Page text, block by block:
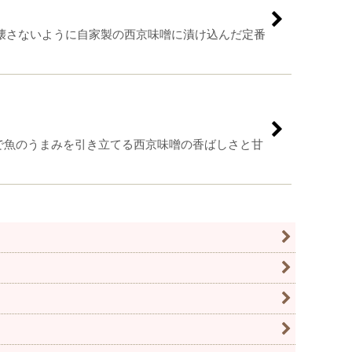
ないように自家製の西京味噌に漬け込んだ定番
のうまみを引き立てる西京味噌の香ばしさと甘